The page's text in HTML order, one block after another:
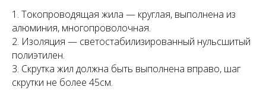
1. Токопроводящая жила — круглая, выполнена из
алюминия, многопроволочная.
2. Изоляция — светостабилизированный нульсшитый
полиэтилен.
3. Скрутка жил должна быть выполнена вправо, шаг
скрутки не более 45см.